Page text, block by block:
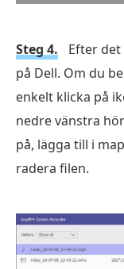
Steg 4.
Efter
på Dell. Om du
enkelt klicka på
nedre vänstra
på, lägga till i
radera filen.